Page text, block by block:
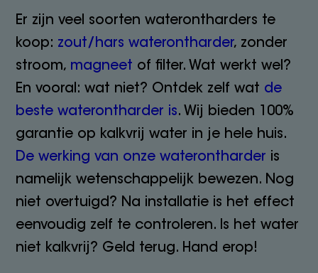
Er zijn veel soorten waterontharders te
koop: zout/hars waterontharder, zonder
stroom, magneet of filter. Wat werkt wel?
En vooral: wat niet? Ontdek zelf wat de
beste waterontharder is. Wij bieden 100%
garantie op kalkvrij water in je hele huis.
De werking van onze waterontharder is
namelijk wetenschappelijk bewezen. Nog
niet overtuigd? Na installatie is het effect
eenvoudig zelf te controleren. Is het water
niet kalkvrij? Geld terug. Hand erop!